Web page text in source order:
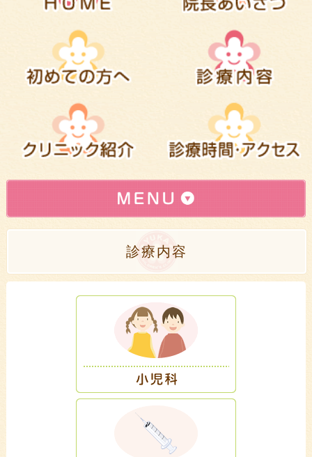
インターネット予約はこちら »
初めて登録されるかたへ(登録方法)
診療内容